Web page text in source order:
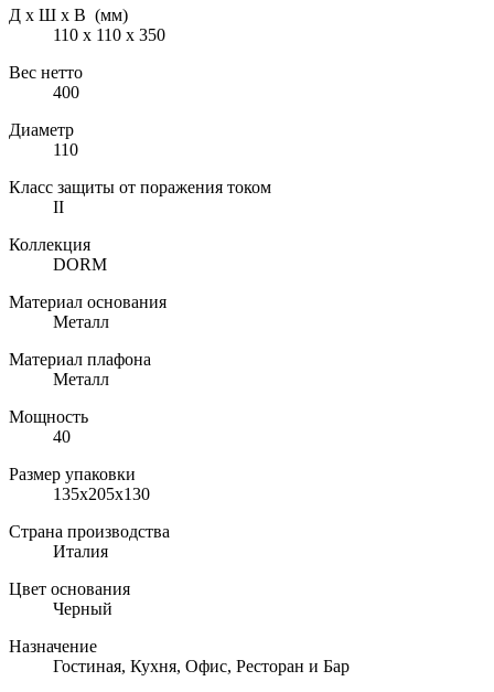
Д х Ш х В (мм)
110 х 110 х 350
Вес нетто
400
Диаметр
110
Класс защиты от поражения током
II
Коллекция
DORM
Материал основания
Металл
Материал плафона
Металл
Мощность
40
Размер упаковки
135х205х130
Страна производства
Италия
Цвет основания
Черный
Назначение
Гостиная, Кухня, Офис, Ресторан и Бар